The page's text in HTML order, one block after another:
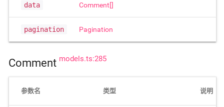
data Comment[]
pagination Pagination
Comment models.ts:285
参数名 类型 说明